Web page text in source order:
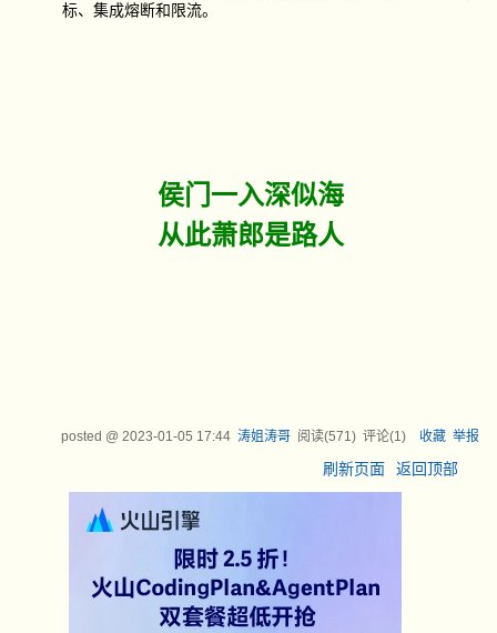
标、集成熔断和限流。
侯门一入深似海
从此萧郎是路人
posted @ 2023-01-05 17:44 涛姐涛哥阅读(571) 评论(1) 收藏 举报
刷新页面 返回顶部